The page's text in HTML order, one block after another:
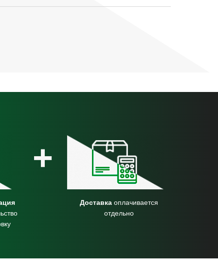
+
Доставкаоплачивается
отдельно